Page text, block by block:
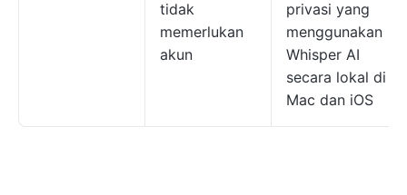
tidak
memerlukan
akun
privasi yang
menggunakan
Whisper AI
secara lokal di
Mac dan iOS